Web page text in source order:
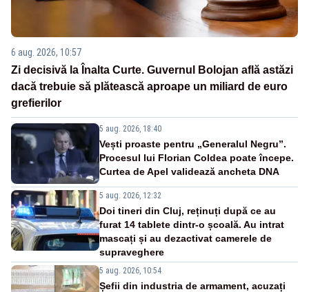
6 aug. 2026, 10:57
Zi decisivă la Înalta Curte. Guvernul Bolojan află astăzi
dacă trebuie să plătească aproape un miliard de euro
grefierilor
5 aug. 2026, 18:40
Vești proaste pentru „Generalul Negru”.
Procesul lui Florian Coldea poate începe.
Curtea de Apel validează ancheta DNA
5 aug. 2026, 12:32
Doi tineri din Cluj, reținuți după ce au
furat 14 tablete dintr-o școală. Au intrat
mascați și au dezactivat camerele de
supraveghere
5 aug. 2026, 10:54
Șefii din industria de armament, acuzați